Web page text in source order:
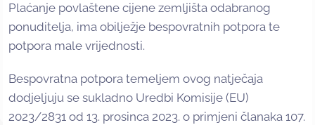
Plaćanje povlaštene cijene zemljišta odabranog
ponuditelja, ima obilježje bespovratnih potpora te
potpora male vrijednosti.
Bespovratna potpora temeljem ovog natječaja
dodjeljuju se sukladno Uredbi Komisije (EU)
2023/2831 od 13. prosinca 2023. o primjeni članaka 107.